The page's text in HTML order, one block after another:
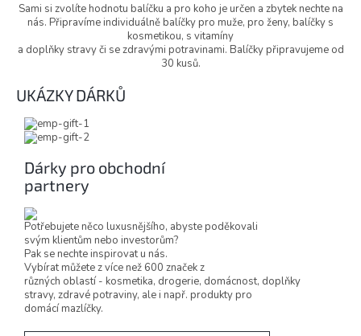
Sami si zvolíte hodnotu balíčku a pro koho je určen a zbytek nechte na
nás. Připravíme individuálně balíčky pro muže, pro ženy, balíčky s
kosmetikou, s vitamíny
a doplňky stravy či se zdravými potravinami. Balíčky připravujeme od
30 kusů.
UKÁZKY DÁRKŮ
Dárky pro obchodní
partnery
Potřebujete něco luxusnějšího, abyste poděkovali
svým klientům nebo investorům?
Pak se nechte inspirovat u nás.
Vybírat můžete z více než 600 značek z
různých oblastí - kosmetika, drogerie, domácnost, doplňky
stravy, zdravé potraviny, ale i např. produkty pro
domácí mazlíčky.